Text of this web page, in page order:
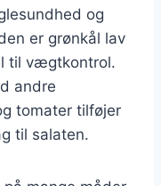
og
er grønkål lav
til vægtkontrol.
andre
tomater tilføjer
til salaten.